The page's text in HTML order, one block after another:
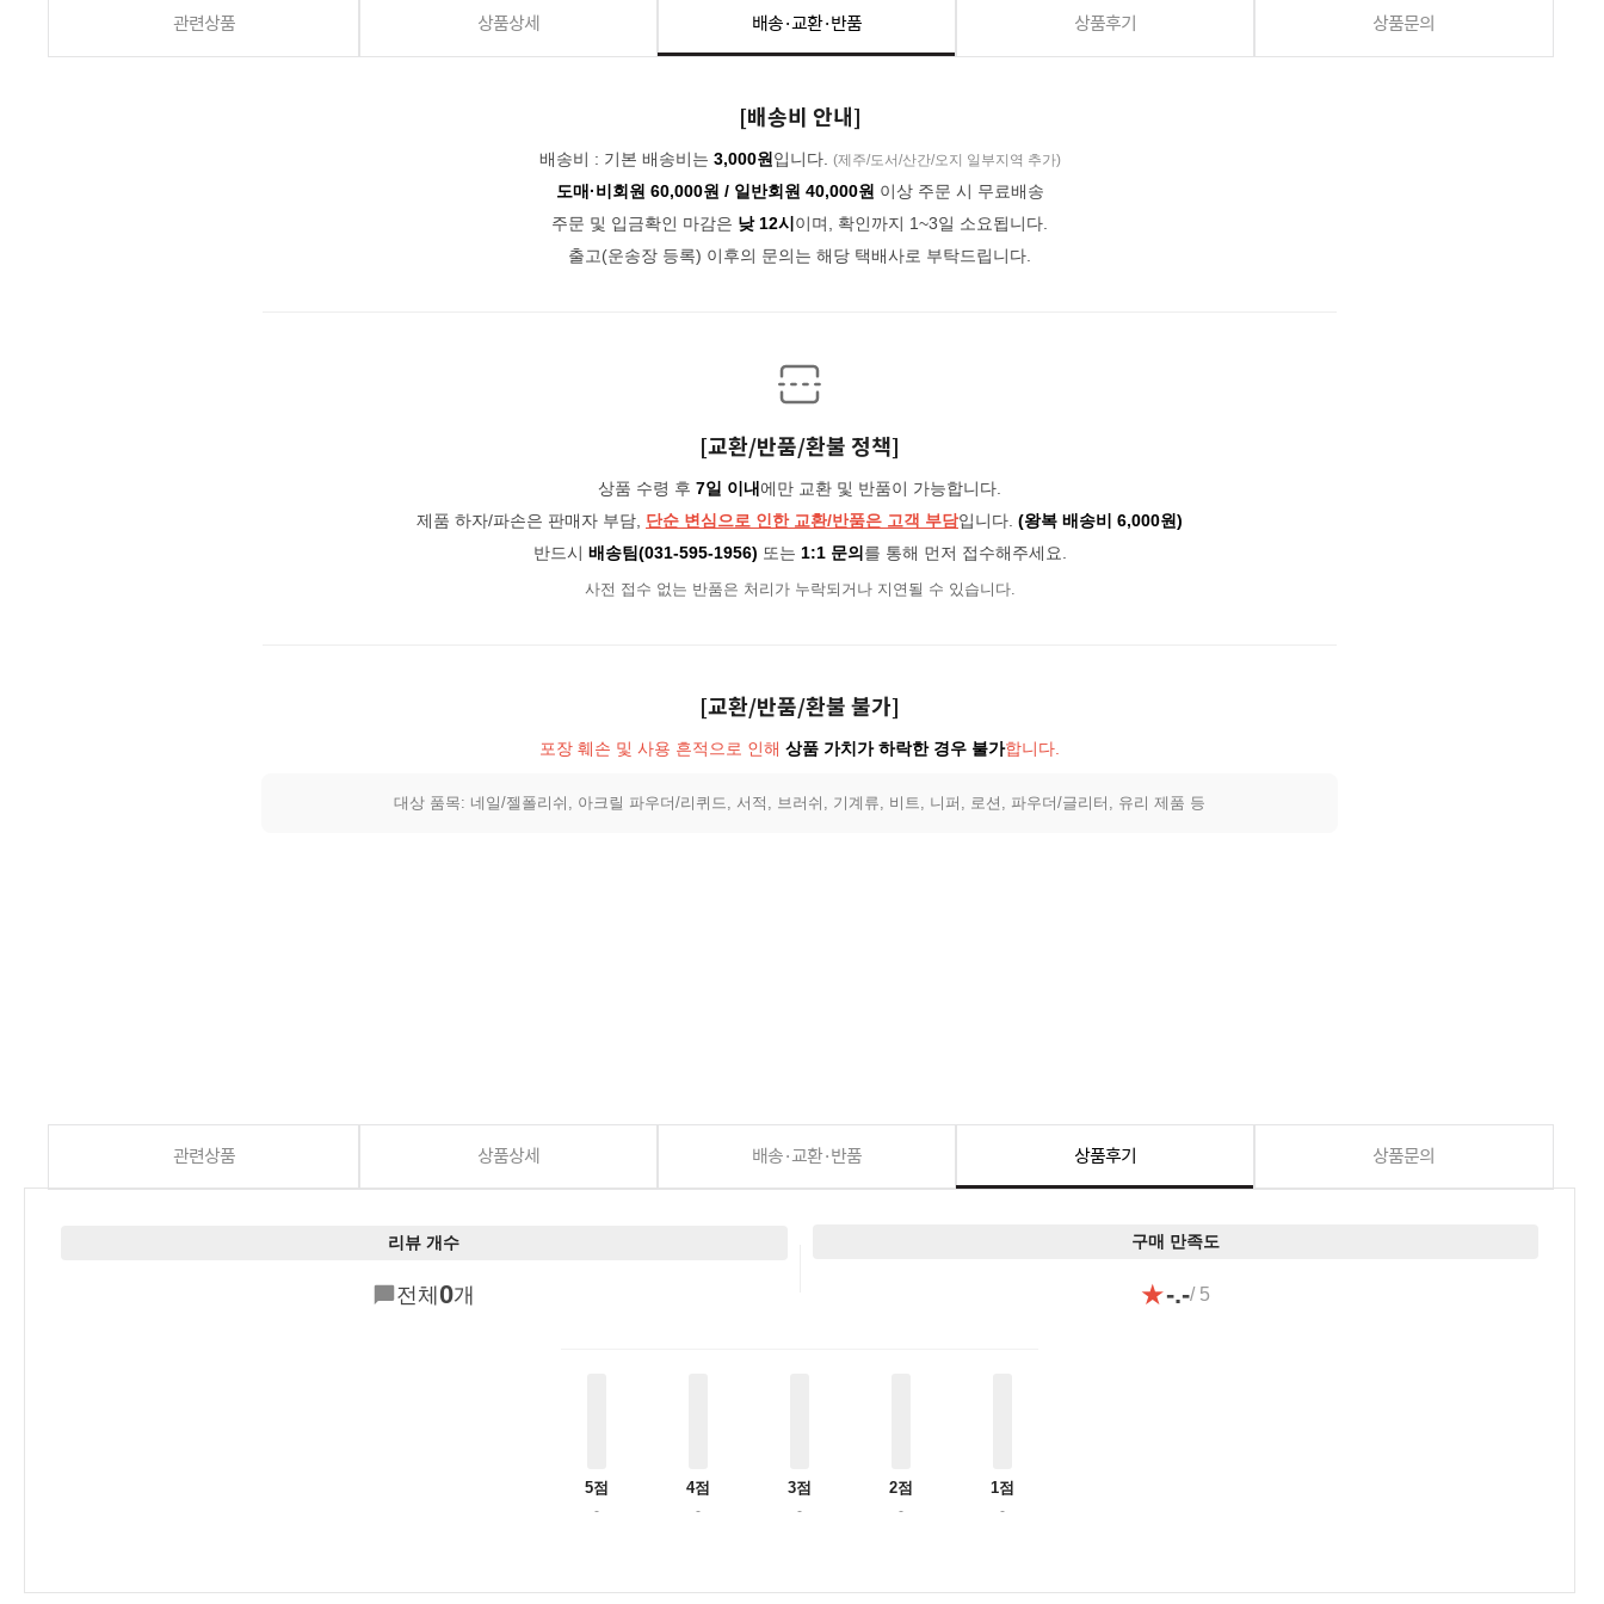
관련상품 상품상세 배송·교환·반품 상품후기 상품문의
[배송비 안내]
배송비 : 기본 배송비는 3,000원 입니다. (제주/도서/산간/오지 일부지역 추가)
도매·비회원 60,000원 / 일반회원 40,000원 이상 주문 시 무료배송
주문 및 입금확인 마감은 낮 12시 이며, 확인까지 1~3일 소요됩니다.
출고(운송장 등록) 이후의 문의는 해당 택배사로 부탁드립니다.
[교환/반품/환불 정책]
상품 수령 후 7일 이내에만 교환 및 반품이 가능합니다.
제품 하자/파손은 판매자 부담, 단순 변심으로 인한 교환/반품은 고객 부담입니다. (왕복 배송비 6,000원)
반드시 배송팀(031-595-1956) 또는 1:1 문의 를 통해 먼저 접수해주세요.
사전 접수 없는 반품은 처리가 누락되거나 지연될 수 있습니다.
[교환/반품/환불 불가]
포장 훼손 및 사용 흔적으로 인해 상품 가치가 하락한 경우 불가합니다.
대상 품목: 네일/젤폴리쉬, 아크릴 파우더/리퀴드, 서적, 브러쉬, 기계류, 비트, 니퍼, 로션, 파우더/글리터, 유리 제품 등
관련상품 상품상세 배송·교환·반품 상품후기 상품문의
리뷰 개수
전체0개
구매 만족도
★-.-/ 5
5점
-
4점
-
3점
-
2점
-
1점
-